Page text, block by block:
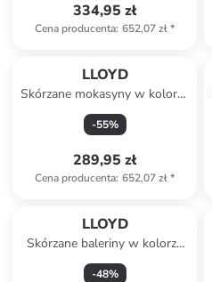
334,95 zł
Cena producenta: 652,07 zł*
LLOYD
Skórzane mokasyny w kolorze
beżowym
-55%
289,95 zł
Cena producenta: 652,07 zł*
LLOYD
Skórzane baleriny w kolorze
beżowym
-48%